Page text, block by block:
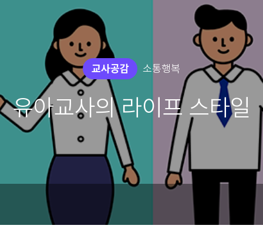
교사공감 소통행복
유아교사의 라이프 스타일